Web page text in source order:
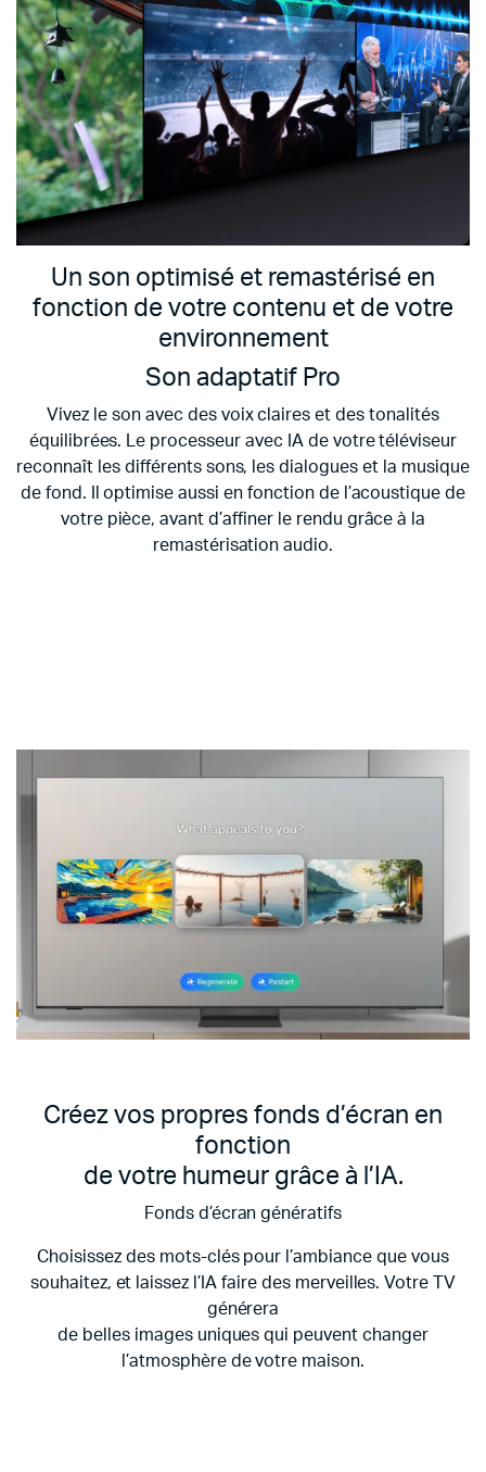
Un son optimisé et remastérisé en
fonction de votre contenu et de votre
environnement
Son adaptatif Pro
Vivez le son avec des voix claires et des tonalités
équilibrées. Le processeur avec IA de votre téléviseur
reconnaît les différents sons, les dialogues et la musique
de fond. Il optimise aussi en fonction de l’acoustique de
votre pièce, avant d’affiner le rendu grâce à la
remastérisation audio.
Créez vos propres fonds d’écran en
fonction
de votre humeur grâce à l’IA.
Fonds d’écran génératifs
Choisissez des mots-clés pour l’ambiance que vous
souhaitez, et laissez l’IA faire des merveilles. Votre TV
générera
de belles images uniques qui peuvent changer
l’atmosphère de votre maison.